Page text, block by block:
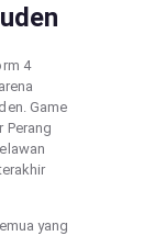
4
Game
Perang
yang